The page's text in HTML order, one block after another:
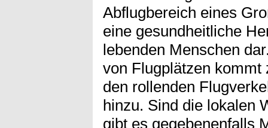
Abflugbereich eines
eine gesundheitliche
lebenden Menschen
von Flugplätzen
den rollenden
hinzu. Sind die lokalen
gibt es gegebenenfalls